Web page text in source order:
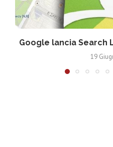
Google lancia Search
19